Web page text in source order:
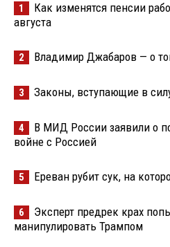
1
Как изменятся пенсии
августа
2 Владимир Джабаров — о
3 Законы, вступающие в
4
В МИД России заявили о
войне с Россией
5 Ереван рубит сук, на
6
Эксперт предрек крах
манипулировать Трампом